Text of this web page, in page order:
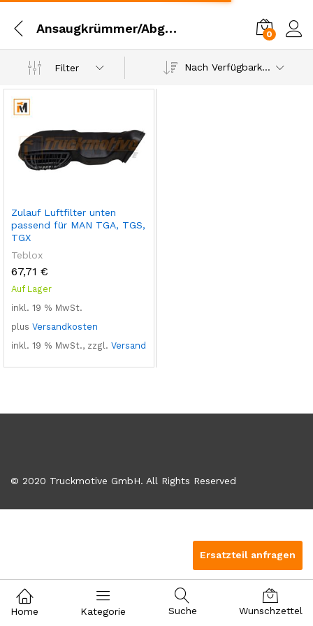
Ansaugkrümmer/Abgaskrümmer 0
Filter Nach Verfügbarkeit
Zulauf Luftfilter unten
passend für MAN TGA, TGS,
TGX
Teblox
67,71 €
Auf Lager
inkl. 19 % MwSt.
plus Versandkosten
inkl. 19 % MwSt., zzgl. Versand
© 2020 Truckmotive GmbH. All Rights Reserved
Home Kategorie Suche Wunschzettel
Ersatzteil anfragen